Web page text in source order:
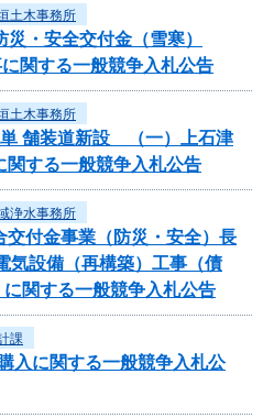
土木事務所
・安全交付金（雪寒）
関する一般競争入札公告
土木事務所
舗装道新設 （一）上石津
する一般競争入札公告
浄水事務所
付金事業（防災・安全）長
気設備（再構築）工事（債
関する一般競争入札公告
課
入に関する一般競争入札公